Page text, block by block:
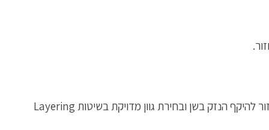
סתימות לבנות ושחזורים בחומרי חרסינה מאפשרים כיום לשלב בין אסתטיקה לבין חוזק תפקודי ועמידות גבוהה. התאמת סוג השחזור להיקף הנזק בשן ובחירת גוון מדויקת בשיטות Layering